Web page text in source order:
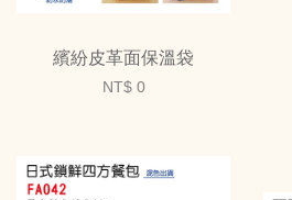
繽紛皮革面保溫袋
NT$ 0